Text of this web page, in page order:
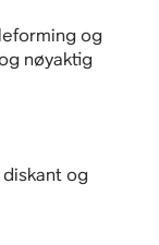
og
nøyaktig
og